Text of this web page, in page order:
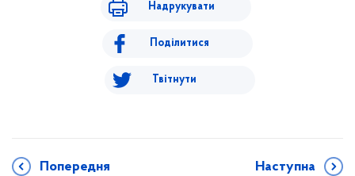
Надрукувати
Поділитися
Твітнути
Попередня Наступна